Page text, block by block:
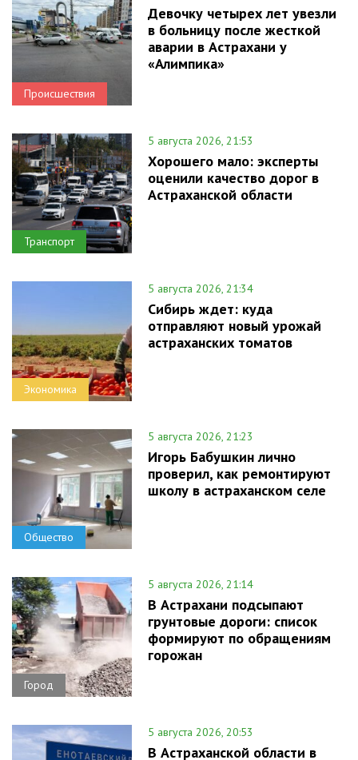
Происшествия
Девочку четырех лет увезли
в больницу после жесткой
аварии в Астрахани у
«Алимпика»
Транспорт
5 августа 2026, 21:53
Хорошего мало: эксперты
оценили качество дорог в
Астраханской области
Экономика
5 августа 2026, 21:34
Сибирь ждет: куда
отправляют новый урожай
астраханских томатов
Общество
5 августа 2026, 21:23
Игорь Бабушкин лично
проверил, как ремонтируют
школу в астраханском селе
Город
5 августа 2026, 21:14
В Астрахани подсыпают
грунтовые дороги: список
формируют по обращениям
горожан
5 августа 2026, 20:53
В Астраханской области в